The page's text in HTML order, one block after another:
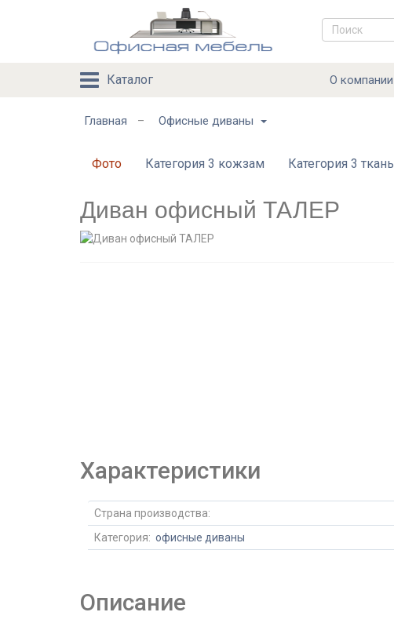
Каталог О компании
Главная – Офисные диваны
Фото Категория 3 кожзам Категория 3 ткань
Диван офисный ТАЛЕР
Характеристики
Страна производства:
Категория: офисные диваны
Описание